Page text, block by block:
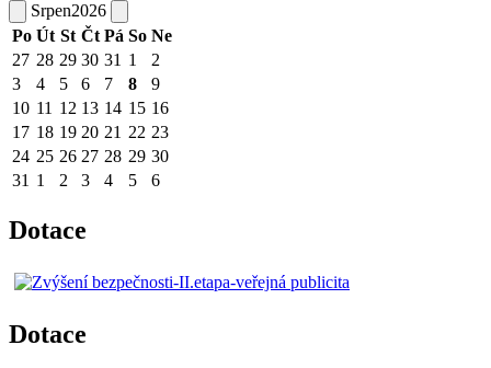
Srpen2026
Po Út St Čt Pá So Ne
27 28 29 30 31 1
2
3
4 5 6 7 8
9
10 11 12 13 14 15 16
17 18 19 20 21 22 23
24 25 26 27 28 29 30
31 1 2 3 4 5 6
Dotace
Dotace